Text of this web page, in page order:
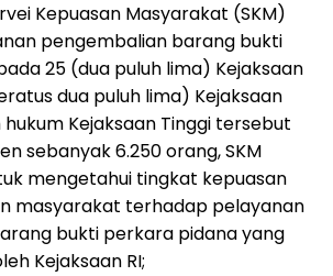
Kepuasan Masyarakat (SKM)
pengembalian barang bukti
25 (dua puluh lima) Kejaksaan
dua puluh lima) Kejaksaan
hukum Kejaksaan Tinggi tersebut
sebanyak 6.250 orang, SKM
mengetahui tingkat kepuasan
masyarakat terhadap pelayanan
bukti perkara pidana yang
Kejaksaan RI;